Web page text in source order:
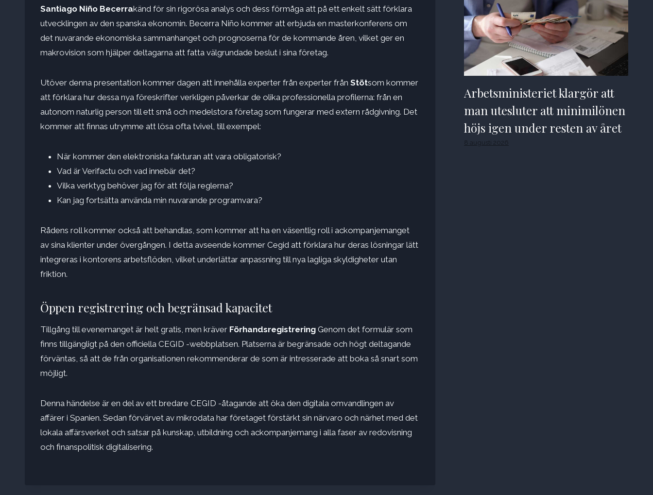
Santiago Niño Becerrakänd för sin rigorösa analys och dess förmåga att på ett enkelt sätt förklara
utvecklingen av den spanska ekonomin. Becerra Niño kommer att erbjuda en masterkonferens om
det nuvarande ekonomiska sammanhanget och prognoserna för de kommande åren, vilket ger en
makrovision som hjälper deltagarna att fatta välgrundade beslut i sina företag.
Utöver denna presentation kommer dagen att innehålla experter från experter från Stötsom kommer
att förklara hur dessa nya föreskrifter verkligen påverkar de olika professionella profilerna: från en
autonom naturlig person till ett små och medelstora företag som fungerar med extern rådgivning. Det
kommer att finnas utrymme att lösa ofta tvivel, till exempel:
När kommer den elektroniska fakturan att vara obligatorisk?
Vad är Verifactu och vad innebär det?
Vilka verktyg behöver jag för att följa reglerna?
Kan jag fortsätta använda min nuvarande programvara?
Rådens roll kommer också att behandlas, som kommer att ha en väsentlig roll i ackompanjemanget
av sina klienter under övergången. I detta avseende kommer Cegid att förklara hur deras lösningar lätt
integreras i kontorens arbetsflöden, vilket underlättar anpassning till nya lagliga skyldigheter utan
friktion.
Öppen registrering och begränsad kapacitet
Tillgång till evenemanget är helt gratis, men kräver Förhandsregistrering Genom det formulär som
finns tillgängligt på den officiella CEGID -webbplatsen. Platserna är begränsade och högt deltagande
förväntas, så att de från organisationen rekommenderar de som är intresserade att boka så snart som
möjligt.
Denna händelse är en del av ett bredare CEGID -åtagande att öka den digitala omvandlingen av
affärer i Spanien. Sedan förvärvet av mikrodata har företaget förstärkt sin närvaro och närhet med det
lokala affärsverket och satsar på kunskap, utbildning och ackompanjemang i alla faser av redovisning
och finanspolitisk digitalisering.
Arbetsministeriet klargör att
man utesluter att minimilönen
höjs igen under resten av året
8 augusti 2026